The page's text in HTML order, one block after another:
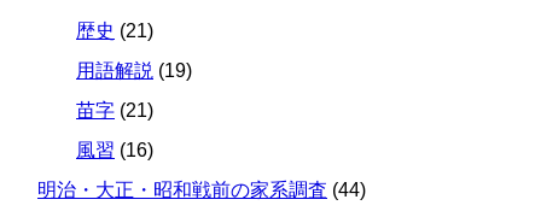
歴史 (21)
用語解説 (19)
苗字 (21)
風習 (16)
明治・大正・昭和戦前の家系調査 (44)